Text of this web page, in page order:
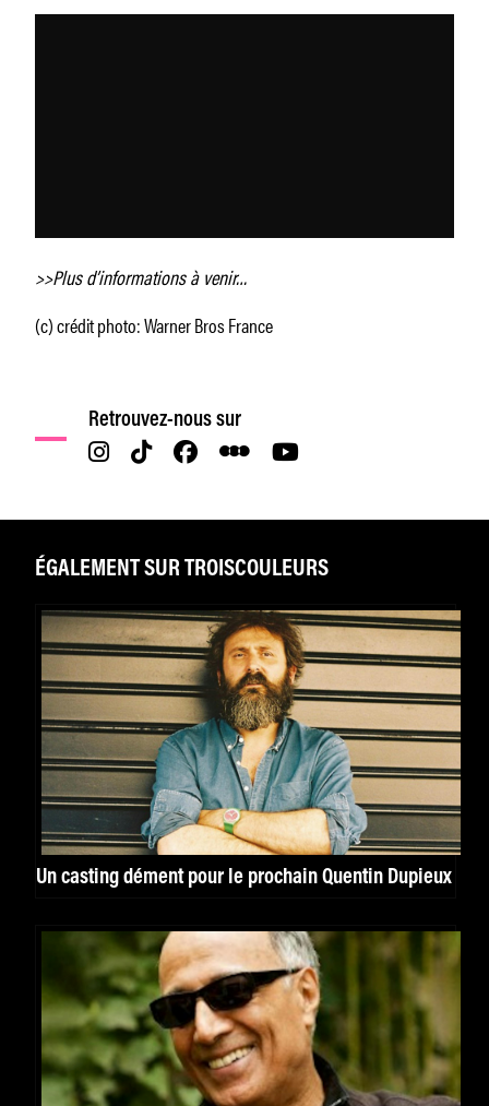
>>Plus d’informations à venir…
(c) crédit photo: Warner Bros France
Retrouvez-nous sur
ÉGALEMENT SUR TROISCOULEURS
Un casting dément pour le prochain Quentin Dupieux